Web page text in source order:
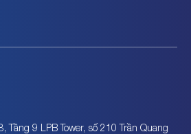
Tầng 9 LPB Tower, số 210 Trần Quang